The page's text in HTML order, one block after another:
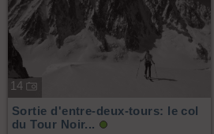
14
Sortie d'entre-deux-tours: le col
du Tour Noir...